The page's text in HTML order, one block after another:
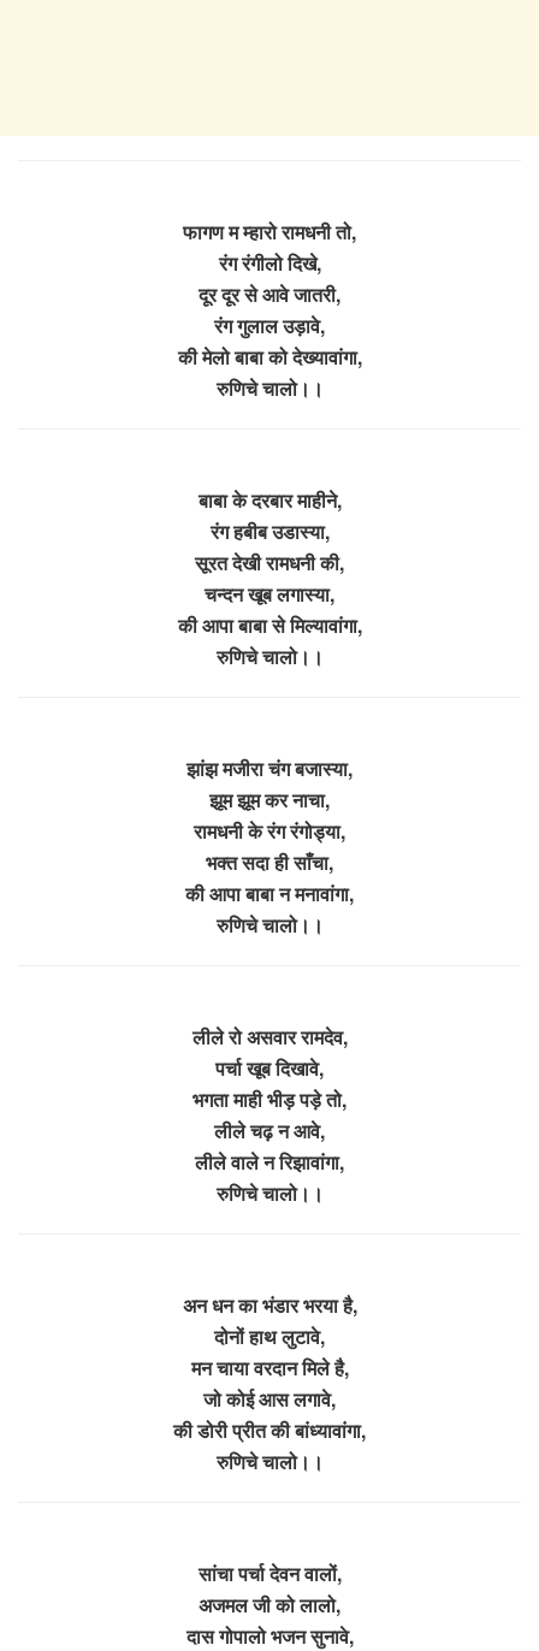
फागण म म्हारो रामधनी तो,
रंग रंगीलो दिखे,
दूर दूर से आवे जातरी,
रंग गुलाल उड़ावे,
की मेलो बाबा को देख्यावांगा,
रुणिचे चालो।।
बाबा के दरबार माहीने,
रंग हबीब उडास्या,
सूरत देखी रामधनी की,
चन्दन खूब लगास्या,
की आपा बाबा से मिल्यावांगा,
रुणिचे चालो।।
झांझ मजीरा चंग बजास्या,
झूम झूम कर नाचा,
रामधनी के रंग रंगोड्या,
भक्त सदा ही साँचा,
की आपा बाबा न मनावांगा,
रुणिचे चालो।।
लीले रो असवार रामदेव,
पर्चा खूब दिखावे,
भगता माही भीड़ पड़े तो,
लीले चढ़ न आवे,
लीले वाले न रिझावांगा,
रुणिचे चालो।।
अन धन का भंडार भरया है,
दोनों हाथ लुटावे,
मन चाया वरदान मिले है,
जो कोई आस लगावे,
की डोरी प्रीत की बांध्यावांगा,
रुणिचे चालो।।
सांचा पर्चा देवन वालों,
अजमल जी को लालो,
दास गोपालो भजन सुनावे,